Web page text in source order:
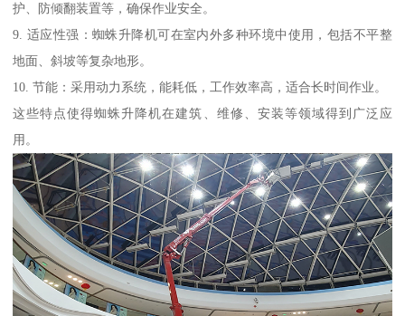
护、防倾翻装置等，确保作业安全。
9. 适应性强：蜘蛛升降机可在室内外多种环境中使用，包括不平整
地面、斜坡等复杂地形。
10. 节能：采用动力系统，能耗低，工作效率高，适合长时间作业。
这些特点使得蜘蛛升降机在建筑、维修、安装等领域得到广泛应
用。